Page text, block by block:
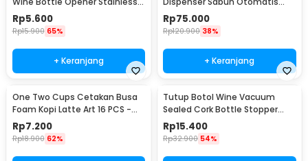
Steel - WS01
Rp5.600
Rp15.900 65%
+ Keranjang
400ml - AD-03
Rp75.000
Rp120.900 38%
+ Keranjang
One Two Cups Cetakan Busa
Foam Kopi Latte Art 16 PCS -
JJYE01
Rp7.200
Rp18.900 62%
Tutup Botol Wine Vacuum
Sealed Cork Bottle Stopper
Stainless Steel - G94529
Rp15.400
Rp32.900 54%